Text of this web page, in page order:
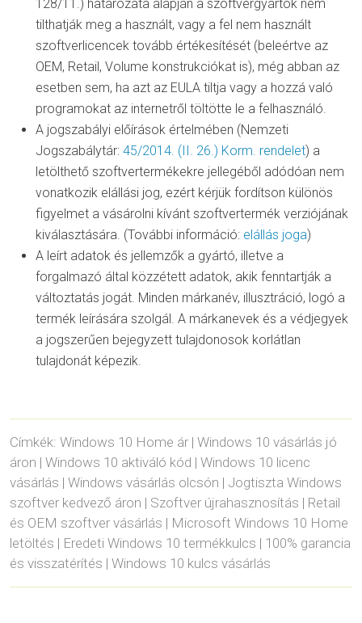
128/11.) határozata alapján a szoftvergyártók nem
tilthatják meg a használt, vagy a fel nem használt
szoftverlicencek tovább értékesítését (beleértve az
OEM, Retail, Volume konstrukciókat is), még abban az
esetben sem, ha azt az EULA tiltja vagy a hozzá való
programokat az internetről töltötte le a felhasználó.
A jogszabályi előírások értelmében (Nemzeti
Jogszabálytár: 45/2014. (II. 26.) Korm. rendelet) a
letölthető szoftvertermékekre jellegéből adódóan nem
vonatkozik elállási jog, ezért kérjük fordítson különös
figyelmet a vásárolni kívánt szoftvertermék verziójának
kiválasztására. (További információ: elállás joga)
A leírt adatok és jellemzők a gyártó, illetve a
forgalmazó által közzétett adatok, akik fenntartják a
változtatás jogát. Minden márkanév, illusztráció, logó a
termék leírására szolgál. A márkanevek és a védjegyek
a jogszerűen bejegyzett tulajdonosok korlátlan
tulajdonát képezik.
Címkék: Windows 10 Home ár | Windows 10 vásárlás jó
áron | Windows 10 aktiváló kód | Windows 10 licenc
vásárlás | Windows vásárlás olcsón | Jogtiszta Windows
szoftver kedvező áron | Szoftver újrahasznosítás | Retail
és OEM szoftver vásárlás | Microsoft Windows 10 Home
letöltés | Eredeti Windows 10 termékkulcs | 100% garancia
és visszatérítés | Windows 10 kulcs vásárlás